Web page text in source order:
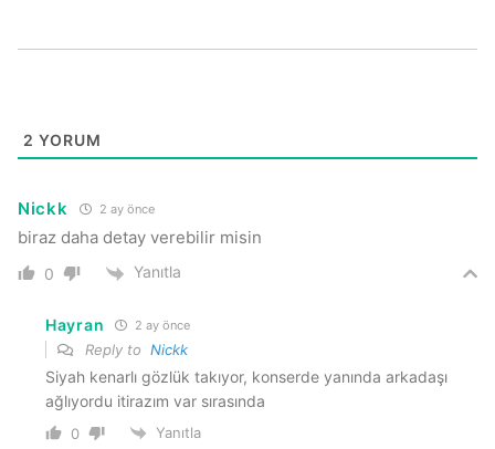
2 YORUM
Nickk 2 ay önce
biraz daha detay verebilir misin
0 Yanıtla
Hayran 2 ay önce
Reply to Nickk
Siyah kenarlı gözlük takıyor, konserde yanında arkadaşı
ağlıyordu itirazım var sırasında
0 Yanıtla